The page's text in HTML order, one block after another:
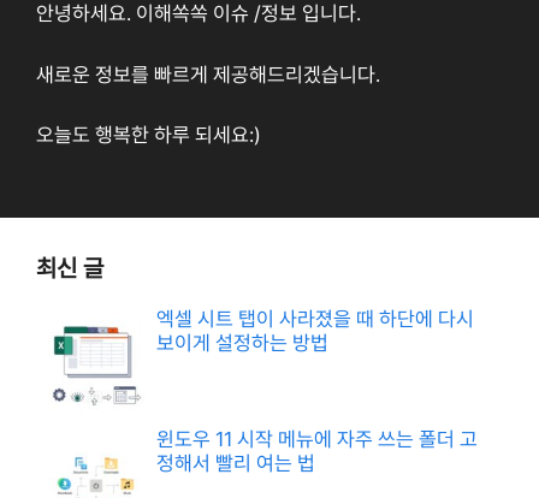
안녕하세요. 이해쏙쏙 이슈 /정보 입니다.
새로운 정보를 빠르게 제공해드리겠습니다.
오늘도 행복한 하루 되세요:)
최신 글
엑셀 시트 탭이 사라졌을 때 하단에 다시
보이게 설정하는 방법
윈도우 11 시작 메뉴에 자주 쓰는 폴더 고
정해서 빨리 여는 법